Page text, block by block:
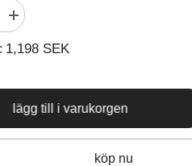
Öka
kvantiteten
för
Torskrygg
1,198 SEK
lägg till i varukorgen
köp nu